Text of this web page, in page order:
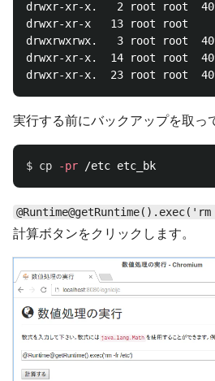
drwxr-xr-x.   2 root root
drwxr-xr-x   13 root root
drwxrwxrwx.   3 root root
drwxr-xr-x.  14 root root
実行する前にバックアップを取っ
$ cp -pr
計算ボタンをクリックします。